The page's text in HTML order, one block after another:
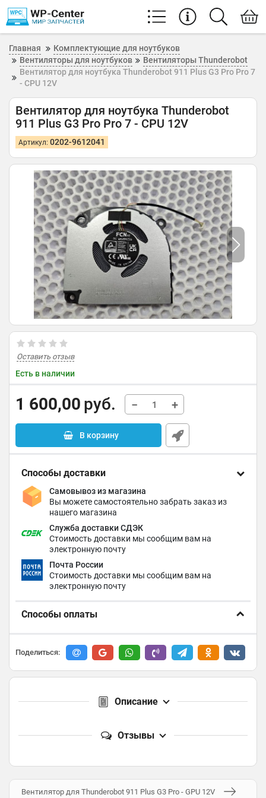
Главная
Комплектующие для ноутбуков
Вентиляторы для ноутбуков
Вентиляторы Thunderobot
Вентилятор для ноутбука Thunderobot 911 Plus G3 Pro Pro 7
- CPU 12V
Вентилятор для ноутбука Thunderobot
911 Plus G3 Pro Pro 7 - CPU 12V
Артикул: 0202-9612041
Оставить отзыв
Есть в наличии
1 600,00 руб. − +
В корзину
Способы доставки
Самовывоз из магазина
Вы можете самостоятельно забрать заказ из
нашего магазина
Служба доставки СДЭК
Стоимость доставки мы сообщим вам на
электронную почту
Почта России
Стоимость доставки мы сообщим вам на
электронную почту
Способы оплаты
Поделиться:
Описание
Отзывы
Вентилятор для Thunderobot 911 Plus G3 Pro - GPU 12V